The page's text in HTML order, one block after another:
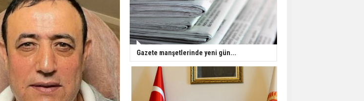
Gazete manşetlerinde yeni gün...